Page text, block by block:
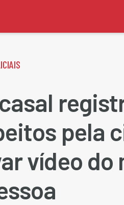
pela
vídeo do